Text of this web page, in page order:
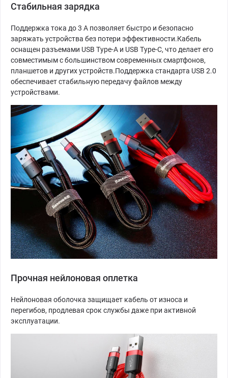
Стабильная зарядка
Поддержка тока до 3 А позволяет быстро и безопасно
заряжать устройства без потери эффективности.Кабель
оснащен разъемами USB Type-A и USB Type-C, что делает его
совместимым с большинством современных смартфонов,
планшетов и других устройств.Поддержка стандарта USB 2.0
обеспечивает стабильную передачу файлов между
устройствами.
Прочная нейлоновая оплетка
Нейлоновая оболочка защищает кабель от износа и
перегибов, продлевая срок службы даже при активной
эксплуатации.